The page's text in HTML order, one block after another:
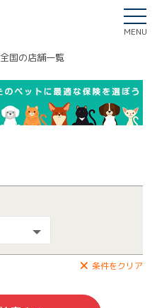
MENU
全国の店舗一覧
条件をクリア